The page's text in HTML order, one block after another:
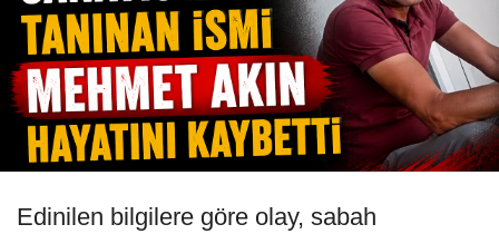
Edinilen bilgilere göre olay, sabah